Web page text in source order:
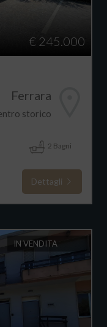
€ 245.000
Ferrara
storico
2 Bagni
Dettagli
IN VENDITA